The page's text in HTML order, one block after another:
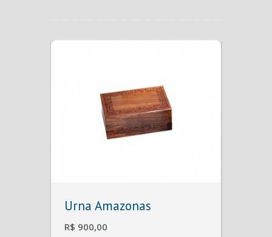
Urna Amazonas
R$ 900,00